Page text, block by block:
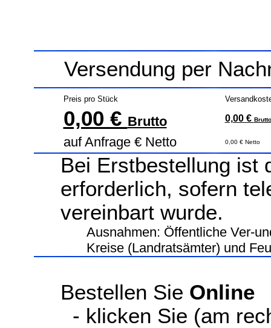
Versendung per
Preis pro Stück
0,00 € Brutto 0,00 € Brutto
auf Anfrage € Netto 0,00 € Netto
Bei Erstbestellung ist
erforderlich, sofern
vereinbart wurde.
Ausnahmen: Öffentliche Ver-
Kreise (Landratsämter) und
Bestellen Sie Online
- klicken Sie (am